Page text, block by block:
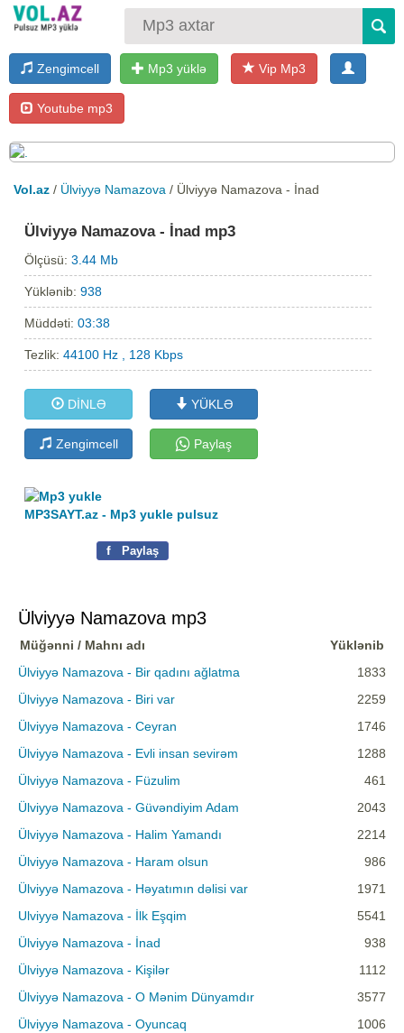
Zengimcell Mp3 yüklə Vip Mp3
Youtube mp3
Vol.az / Ülviyyə Namazova / Ülviyyə Namazova - İnad
Ülviyyə Namazova - İnad mp3
Ölçüsü:3.44 Mb
Yüklənib:938
Müddəti:03:38
Tezlik:44100 Hz , 128 Kbps
DİNLƏ YÜKLƏ
Zengimcell Paylaş
MP3SAYT.az - Mp3 yukle pulsuz
f Paylaş
Ülviyyə Namazova mp3
Müğənni / Mahnı adı
Yüklənib
Ülviyyə Namazova - Bir qadını ağlatma
1833
Ülviyyə Namazova - Biri var
2259
Ülviyyə Namazova - Ceyran
1746
Ülviyyə Namazova - Evli insan sevirəm
1288
Ülviyyə Namazova - Füzulim
461
Ülviyyə Namazova - Güvəndiyim Adam
2043
Ülviyyə Namazova - Halim Yamandı
2214
Ülviyyə Namazova - Haram olsun
986
Ülviyyə Namazova - Həyatımın dəlisi var
1971
Ulviyyə Namazova - İlk Eşqim
5541
Ülviyyə Namazova - İnad
938
Ülviyyə Namazova - Kişilər
1112
Ülviyyə Namazova - O Mənim Dünyamdır
3577
Ülviyyə Namazova - Oyuncaq
1006